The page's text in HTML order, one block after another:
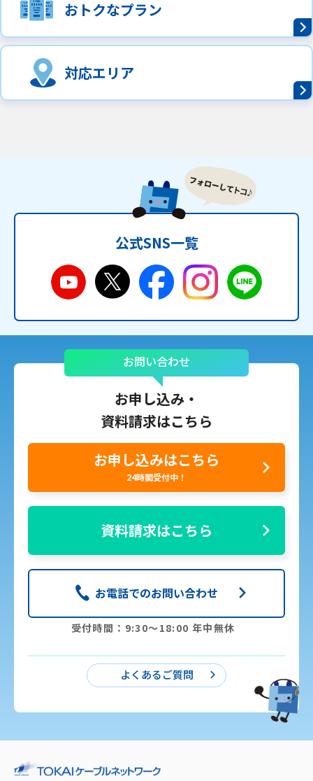
おトクなプラン
対応エリア
公式SNS一覧
お問い合わせ
お申し込み・
資料請求はこちら
お申し込みはこちら
24時間受付中！
資料請求はこちら
お電話でのお問い合わせ
受付時間：9:30〜18:00 年中無休
よくあるご質問